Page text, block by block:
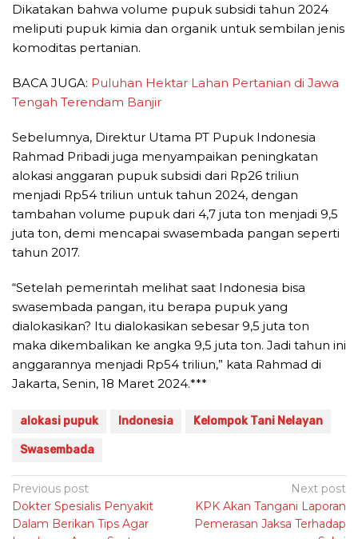
Dikatakan bahwa volume pupuk subsidi tahun 2024
meliputi pupuk kimia dan organik untuk sembilan jenis
komoditas pertanian.
BACA JUGA: Puluhan Hektar Lahan Pertanian di Jawa
Tengah Terendam Banjir
Sebelumnya, Direktur Utama PT Pupuk Indonesia
Rahmad Pribadi juga menyampaikan peningkatan
alokasi anggaran pupuk subsidi dari Rp26 triliun
menjadi Rp54 triliun untuk tahun 2024, dengan
tambahan volume pupuk dari 4,7 juta ton menjadi 9,5
juta ton, demi mencapai swasembada pangan seperti
tahun 2017.
“Setelah pemerintah melihat saat Indonesia bisa
swasembada pangan, itu berapa pupuk yang
dialokasikan? Itu dialokasikan sebesar 9,5 juta ton
maka dikembalikan ke angka 9,5 juta ton. Jadi tahun ini
anggarannya menjadi Rp54 triliun,” kata Rahmad di
Jakarta, Senin, 18 Maret 2024.***
alokasi pupuk Indonesia Kelompok Tani Nelayan
Swasembada
Post
navigation
Previous post
Dokter Spesialis Penyakit
Dalam Berikan Tips Agar
Next post
KPK Akan Tangani Laporan
Pemerasan Jaksa Terhadap